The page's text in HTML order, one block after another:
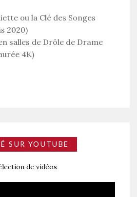
ou la Clé des Songes
2020)
salles de Drôle de Drame
4K)
SUR YOUTUBE
de vidéos